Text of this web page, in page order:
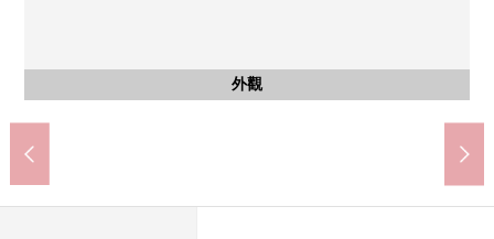
外觀
外觀
外觀
外觀
外觀
外觀
外觀
含有前面道路的外觀
含有前面道路的外觀
含有前面道路的外觀
含有前面道路的外觀